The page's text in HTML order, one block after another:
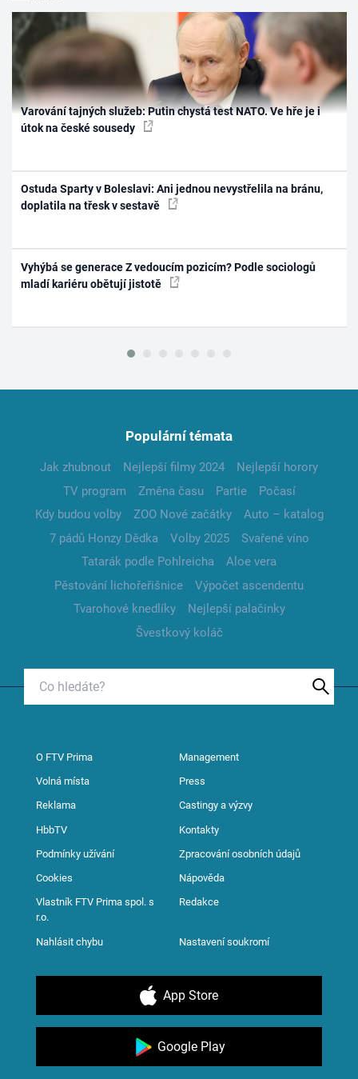
Varování tajných služeb: Putin chystá test NATO. Ve hře je i
útok na české sousedy
Ostuda Sparty v Boleslavi: Ani jednou nevystřelila na bránu,
doplatila na třesk v sestavě
Vyhýbá se generace Z vedoucím pozicím? Podle sociologů
mladí kariéru obětují jistotě
Populární témata
Jak zhubnout Nejlepší filmy 2024
Nejlepší horory
TV program
Změna času Partie
Počasí
Kdy budou volby
ZOO Nové začátky
Auto – katalog
7 pádů Honzy Dědka
Volby 2025
Svařené víno
Tatarák podle Pohlreicha
Aloe vera
Pěstování lichořeřišnice
Výpočet ascendentu
Tvarohové knedlíky
Nejlepší palačinky
Švestkový koláč
O FTV Prima Management
Volná místa Press
Reklama Castingy a výzvy
HbbTV Kontakty
Podmínky užívání Zpracování osobních údajů
Cookies Nápověda
Vlastník FTV Prima spol. s
r.o.
Redakce
Nahlásit chybu Nastavení soukromí
App Store
Google Play